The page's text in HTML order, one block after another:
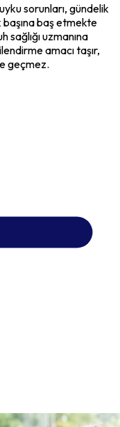
sorunları, gündelik
baş etmekte
sağlığı uzmanına
amacı taşır,
geçmez.